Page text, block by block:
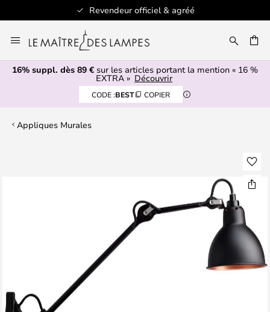
+ de 100 marques
au
contenu
16% suppl. dès 89 € sur les articles portant la mention « 16 %
EXTRA » Découvrir
CODE :BEST COPIER
Appliques Murales